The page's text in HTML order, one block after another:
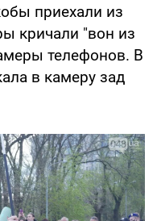
приехали из
кричали "вон из
телефонов. В
в камеру зад